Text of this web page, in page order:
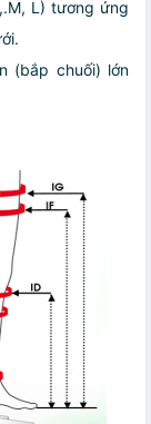
L) tương ứng
(bắp chuối) lớn